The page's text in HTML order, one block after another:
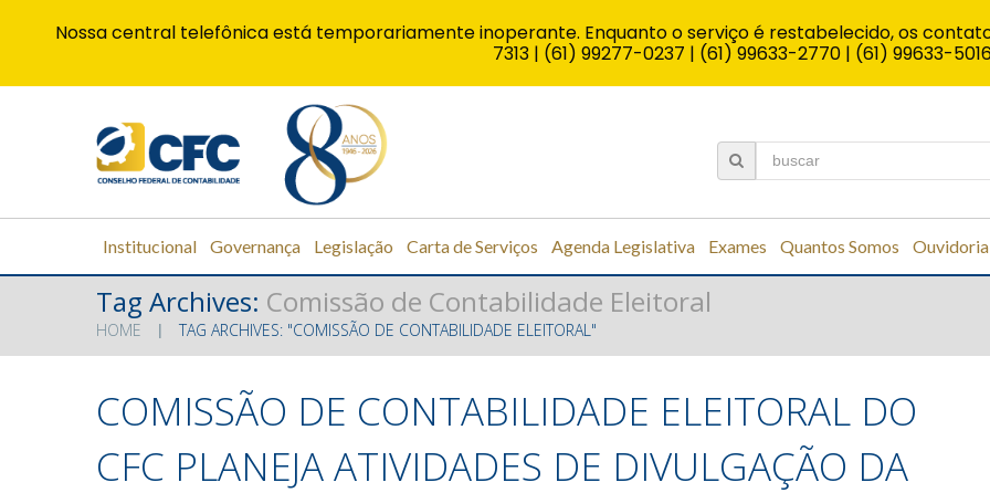
Institucional Governança Legislação Carta de Serviços Agenda Legislativa Exames Quantos Somos Ouvidoria
Tag Archives: Comissão de Contabilidade Eleitoral
HOME TAG ARCHIVES: "COMISSÃO DE CONTABILIDADE ELEITORAL"
COMISSÃO DE CONTABILIDADE ELEITORAL DO
CFC PLANEJA ATIVIDADES DE DIVULGAÇÃO DA
Nossa central telefônica está temporariamente inoperante. Enquanto o serviço é restabelecido, os
7313 | (61) 99277-0237 | (61) 99633-2770 | (61) 99633-